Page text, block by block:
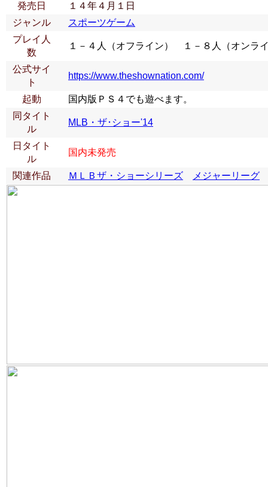
発売日
１４年４月１日
ジャンル
スポーツゲーム
プレイ人
数
１－４人（オフライン） １－８人（オンラ
公式サイ
ト
https://www.theshownation.com/
起動
国内版ＰＳ４でも遊べます。
同タイト
ル
MLB・ザ･ショー'14
日タイト
ル
国内未発売
関連作品 ＭＬＢザ・ショーシリーズ メジャーリーグ